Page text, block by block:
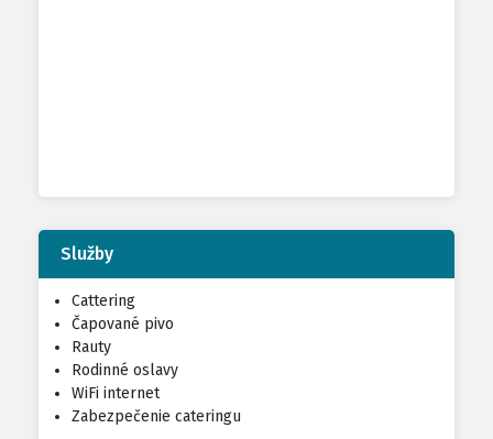
Služby
Cattering
Čapované pivo
Rauty
Rodinné oslavy
WiFi internet
Zabezpečenie cateringu